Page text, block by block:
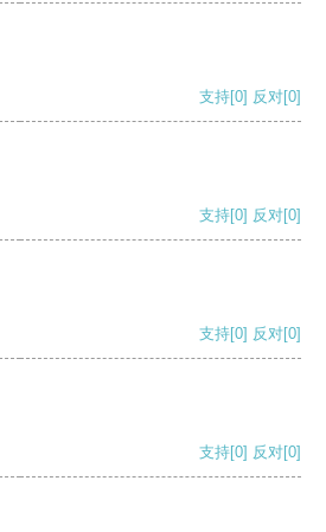
支持[0] 反对[0]
支持[0] 反对[0]
支持[0] 反对[0]
支持[0] 反对[0]